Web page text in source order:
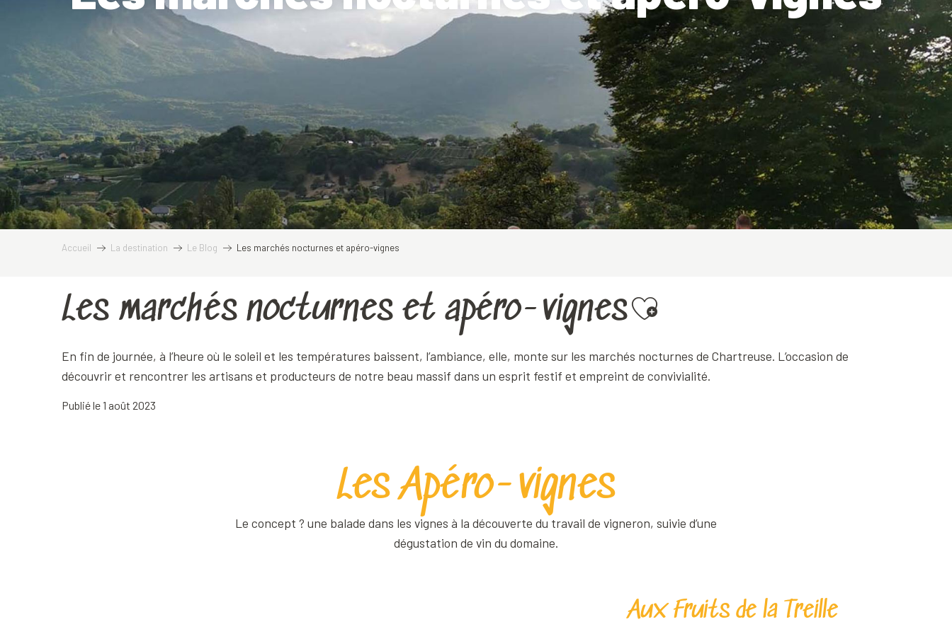
Accueil La destination Le Blog Les marchés nocturnes et apéro-vignes
Les marchés nocturnes et apéro-vignes Ajouter aux favoris
En fin de journée, à l’heure où le soleil et les températures baissent, l’ambiance, elle, monte sur les marchés nocturnes de Chartreuse. L’occasion de
découvrir et rencontrer les artisans et producteurs de notre beau massif dans un esprit festif et empreint de convivialité.
Publié le 1 août 2023
Les Apéro-vignes
Le concept ? une balade dans les vignes à la découverte du travail de vigneron, suivie d’une
dégustation de vin du domaine.
Aux Fruits de la Treille